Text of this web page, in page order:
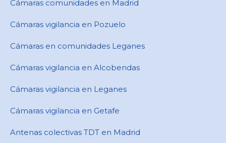
Cámaras comunidades en Madrid
Cámaras vigilancia en Pozuelo
Cámaras en comunidades Leganes
Cámaras vigilancia en Alcobendas
Cámaras vigilancia en Leganes
Cámaras vigilancia en Getafe
Antenas colectivas TDT en Madrid